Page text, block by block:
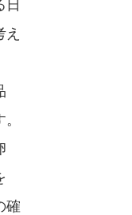
日
確